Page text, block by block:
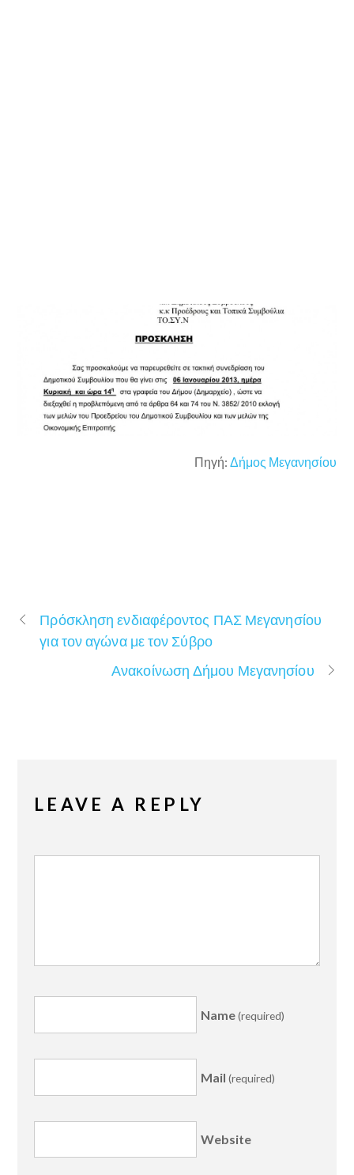
Πηγή: Δήμος Μεγανησίου
Πρόσκληση ενδιαφέροντος ΠΑΣ Μεγανησίου
για τον αγώνα με τον Σύβρο
Ανακοίνωση Δήμου Μεγανησίου
LEAVE A REPLY
Name(required)
Mail (required)
Website